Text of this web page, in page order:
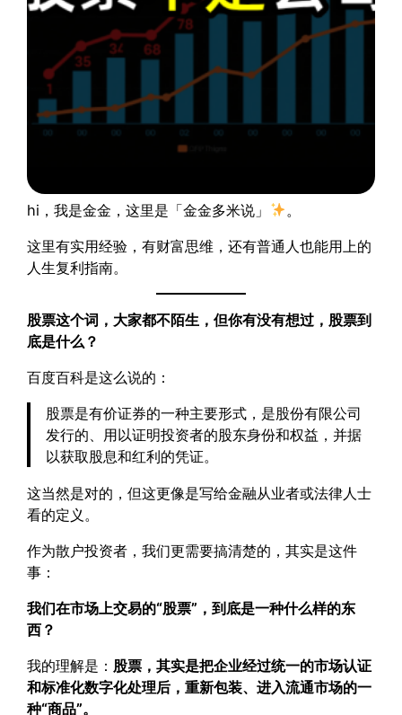
hi，我是金金，这里是「金金多米说」
。
这里有实用经验，有财富思维，还有普通人也能用上的
人生复利指南。
股票这个词，大家都不陌生，但你有没有想过，股票到
底是什么？
百度百科是这么说的：
股票是有价证券的一种主要形式，是股份有限公司
发行的、用以证明投资者的股东身份和权益，并据
以获取股息和红利的凭证。
这当然是对的，但这更像是写给金融从业者或法律人士
看的定义。
作为散户投资者，我们更需要搞清楚的，其实是这件
事：
我们在市场上交易的“股票”，到底是一种什么样的东
西？
我的理解是： 股票，其实是把企业经过统一的市场认证
和标准化数字化处理后，重新包装、进入流通市场的一
种“商品”。